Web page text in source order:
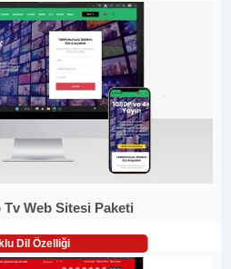
Tv Web Sitesi Paketi
Dil Özelliği